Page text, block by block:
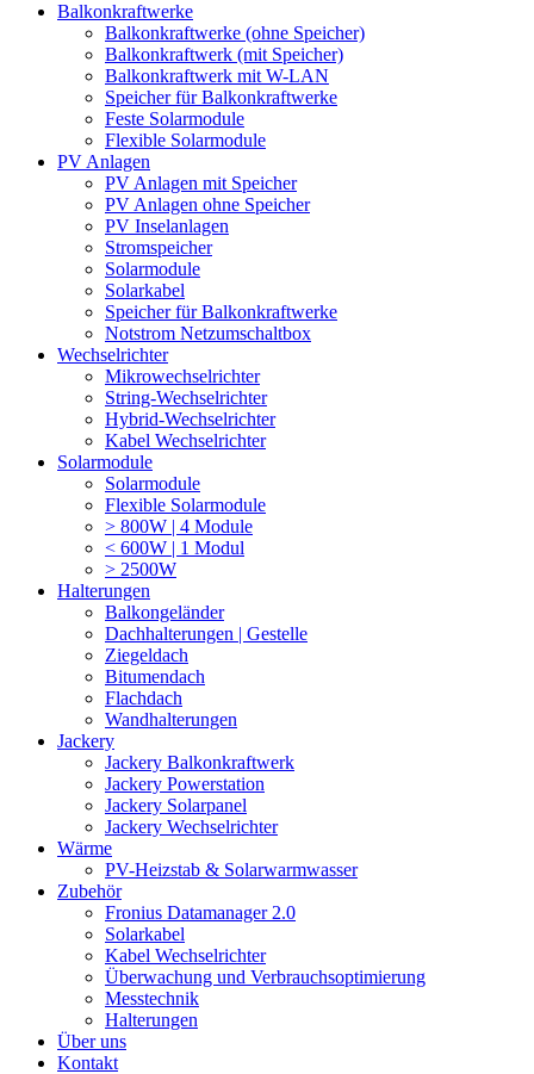
Balkonkraftwerke
Balkonkraftwerke (ohne Speicher)
Balkonkraftwerk (mit Speicher)
Balkonkraftwerk mit W-LAN
Speicher für Balkonkraftwerke
Feste Solarmodule
Flexible Solarmodule
PV Anlagen
PV Anlagen mit Speicher
PV Anlagen ohne Speicher
PV Inselanlagen
Stromspeicher
Solarmodule
Solarkabel
Speicher für Balkonkraftwerke
Notstrom Netzumschaltbox
Wechselrichter
Mikrowechselrichter
String-Wechselrichter
Hybrid-Wechselrichter
Kabel Wechselrichter
Solarmodule
Solarmodule
Flexible Solarmodule
> 800W | 4 Module
< 600W | 1 Modul
> 2500W
Halterungen
Balkongeländer
Dachhalterungen | Gestelle
Ziegeldach
Bitumendach
Flachdach
Wandhalterungen
Jackery
Jackery Balkonkraftwerk
Jackery Powerstation
Jackery Solarpanel
Jackery Wechselrichter
Wärme
PV-Heizstab & Solarwarmwasser
Zubehör
Fronius Datamanager 2.0
Solarkabel
Kabel Wechselrichter
Überwachung und Verbrauchsoptimierung
Messtechnik
Halterungen
Über uns
Kontakt